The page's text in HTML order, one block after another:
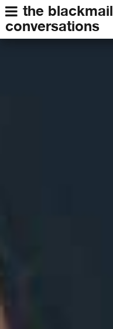
the blackmail
conversations